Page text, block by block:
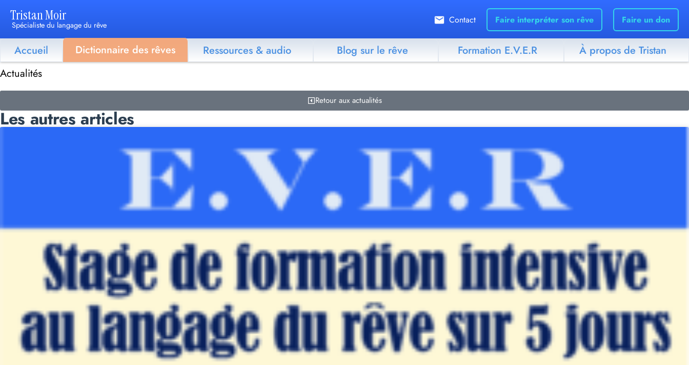
Tristan Moir
Spécialiste du langage du rêve Contact Faire interpréter son rêve Faire un don
Accueil Dictionnaire des rêves Ressources & audio Blog sur le rêve Formation E.V.E.R
À propos de Tristan
Actualités
Retour aux actualités
Les autres articles